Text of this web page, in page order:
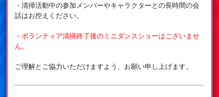
・清掃活動中の参加メンバーやキャラクターとの長時間の会
話はお控えください。
・ボランティア清掃終了後のミニダンスショーはございませ
ん。
ご理解とご協力いただけますよう、お願い申し上げます。